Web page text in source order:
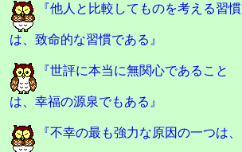
『他人と比較してものを考える習慣
は、致命的な習慣である』
『世評に本当に無関心であること
は、幸福の源泉でもある』
『不幸の最も強力な原因の一つは、